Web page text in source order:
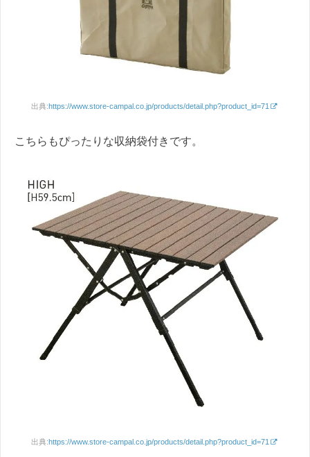
出典:https://www.store-campal.co.jp/products/detail.php?product_id=71
こちらもぴったりな収納袋付きです。
出典:https://www.store-campal.co.jp/products/detail.php?product_id=71